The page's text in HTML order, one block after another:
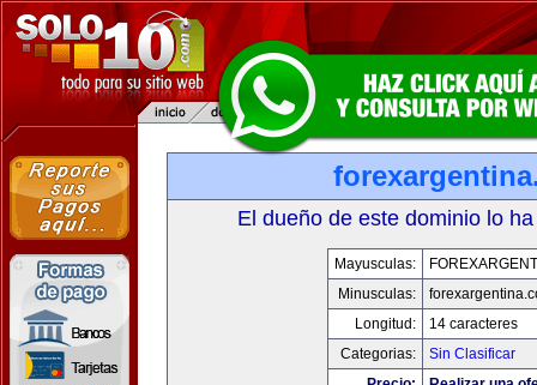
El dueño de este dominio lo
Mayusculas:
Minusculas:
Longitud:
14 caracteres
Categorias:
Sin Clasificar